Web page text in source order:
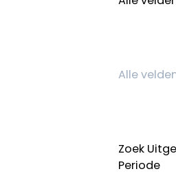
Zoek
Periode